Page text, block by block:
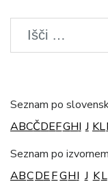
Seznam po
ABCČDEFGHI J KL
Seznam po
ABCDEFGHI J KL